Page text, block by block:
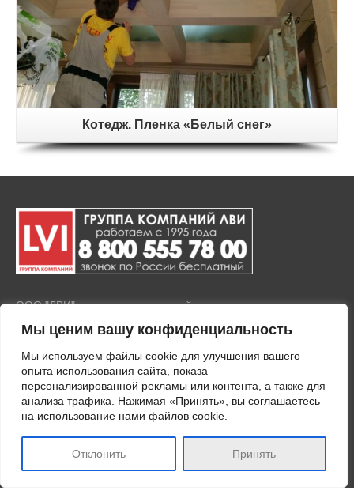
Мы ценим вашу конфиденциальность
Мы используем файлы cookie для улучшения вашего
опыта использования сайта, показа
персонализированной рекламы или контента, а также для
анализа трафика. Нажимая «Принять», вы соглашаетесь
на использование нами файлов cookie.
Отклонить Принять
Котедж. Пленка «Белый снег»
ООО "ЛВИ" представляет полный комплекс услуг по продаже
покрытия любых стеклянных поверхностей защитными
применением современного оборудования и
высококачественных материалов.
ПОЛИТИКА КОНФИДЕНЦИАЛЬНОСТИ
Политика в отношении обработки персональных данных
Cookies